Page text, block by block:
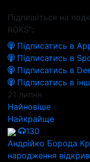
Підпишіться на
ROKS":
Підписатись в
Підписатись в
Підписатись в
Підписатись в
21 липня
Найновіше
Найкрайще
130
Андрійко Борода
народження